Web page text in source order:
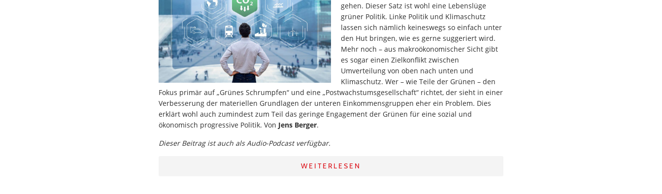
gehen. Dieser Satz ist wohl eine Lebenslüge
grüner Politik. Linke Politik und Klimaschutz
lassen sich nämlich keineswegs so einfach unter
den Hut bringen, wie es gerne suggeriert wird.
Mehr noch – aus makroökonomischer Sicht gibt
es sogar einen Zielkonflikt zwischen
Umverteilung von oben nach unten und
Klimaschutz. Wer – wie Teile der Grünen – den
Fokus primär auf „Grünes Schrumpfen“ und eine „Postwachstumsgesellschaft“ richtet, der sieht in einer
Verbesserung der materiellen Grundlagen der unteren Einkommensgruppen eher ein Problem. Dies
erklärt wohl auch zumindest zum Teil das geringe Engagement der Grünen für eine sozial und
ökonomisch progressive Politik. Von Jens Berger.
Dieser Beitrag ist auch als Audio-Podcast verfügbar.
WEITERLESEN